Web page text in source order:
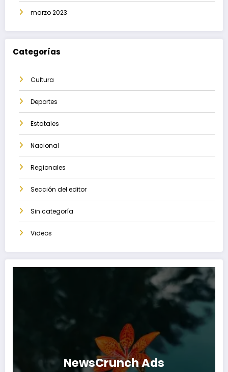
marzo 2023
Categorías
Cultura
Deportes
Estatales
Nacional
Regionales
Sección del editor
Sin categoría
Videos
NewsCrunch Ads